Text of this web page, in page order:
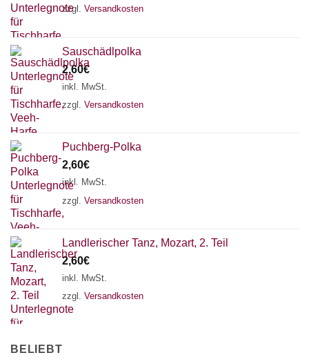
zzgl. Versandkosten
Sauschädlpolka
2,60€
inkl. MwSt.
zzgl. Versandkosten
Puchberg-Polka
2,60€
inkl. MwSt.
zzgl. Versandkosten
Landlerischer Tanz, Mozart, 2. Teil
2,60€
inkl. MwSt.
zzgl. Versandkosten
BELIEBT